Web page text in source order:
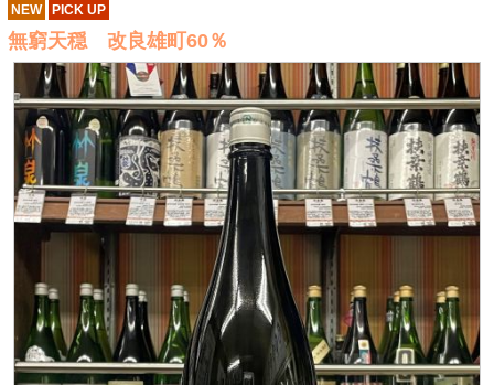
NEW PICK UP
無窮天穏 改良雄町60％